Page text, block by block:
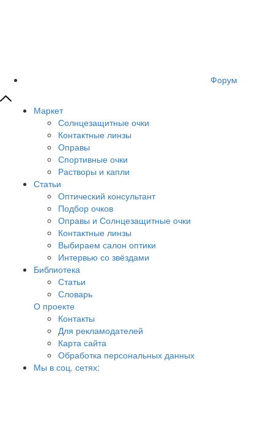
Форум
Маркет
Солнцезащитные очки
Контактные линзы
Оправы
Спортивные очки
Растворы и капли
Статьи
Оптический консультант
Подбор очков
Оправы и Солнцезащитные очки
Контактные линзы
Выбираем салон оптики
Интервью со звёздами
Библиотека
Статьи
Словарь
О проекте
Контакты
Для рекламодателей
Карта сайта
Обработка персональных данных
Мы в соц. сетях: